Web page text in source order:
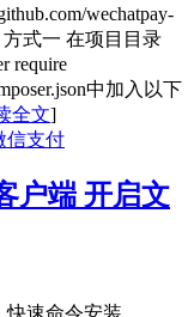
wechatpay-
方式一 在项目目录
require
中加入以下
全文]
信支付
户端 开启文